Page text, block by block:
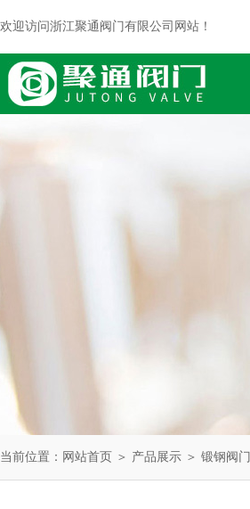
欢迎访问浙江聚通阀门有限公司网站！
当前位置： 网站首页 ＞ 产品展示 ＞ 锻钢阀门